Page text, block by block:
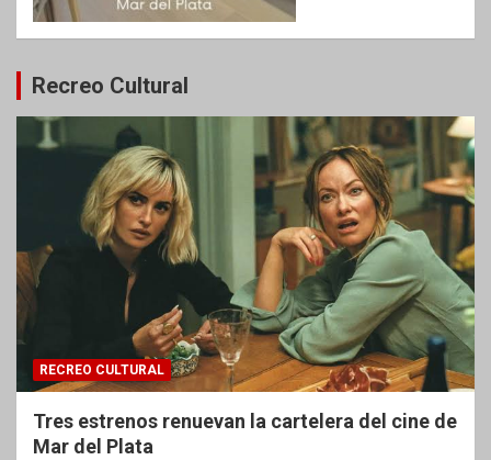
Recreo Cultural
RECREO CULTURAL
Tres estrenos renuevan la cartelera del cine de
Mar del Plata